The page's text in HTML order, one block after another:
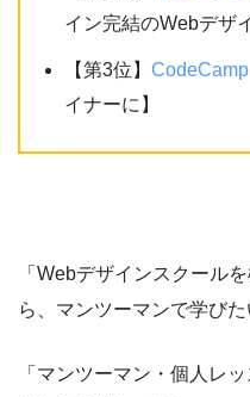
イン完結のWebデザ
【第3位】CodeCamp
イナーに】
「Webデザインスクール
ら、マンツーマンで学びた
「マンツーマン・個人レ